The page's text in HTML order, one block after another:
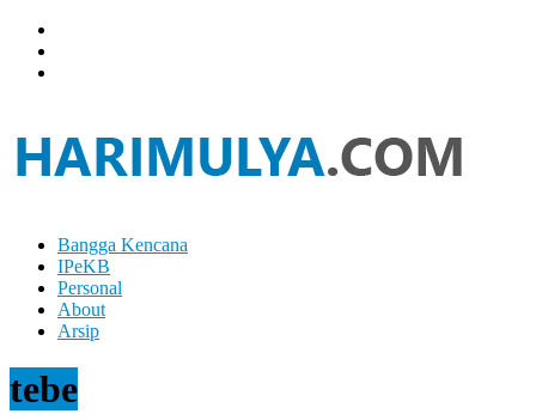
Skip
content
Hari
Mulya
Brain
Can
Analyze
Bangga Kencana
IPeKB
Personal
About
Arsip
tebe